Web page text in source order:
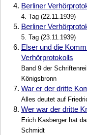
4. Berliner
4. Tag (22.11.1939)
5. Berliner
5. Tag (23.11.1939)
6. Elser und die
Verhörprotokolls
Band 9 der
Königsbronn
7. War er der dritte
Alles deutet auf
8. Wer war der dritte
Erich Kasberger hat
Schmidt